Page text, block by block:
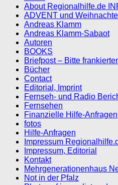
About Regionalhilfe.de
ADVENT und
Andreas Klamm
Andreas Klamm-Sabaot
Autoren
BOOKS
Briefpost – Bitte
Bücher
Contact
Editorial, Imprint
Fernseh- und Radio
Fernsehen
Finanzielle Hilfe-Anfragen
fotos
Hilfe-Anfragen
Impressum
Impressum, Editorial
Kontakt
Mehrgenerationenhaus
Not in der Pfalz